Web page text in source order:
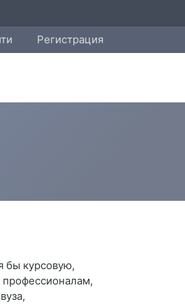
Регистрация
бы курсовую,
профессионалам,